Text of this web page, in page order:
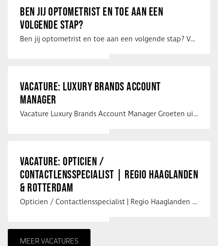
BEN JIJ OPTOMETRIST EN TOE AAN EEN
VOLGENDE STAP?
Ben jij optometrist en toe aan een volgende stap? Voor een optiekketen is Eye …
VACATURE: LUXURY BRANDS ACCOUNT
MANAGER
Vacature Luxury Brands Account Manager Groeten uit Spanje! Vanaf mijn …
VACATURE: OPTICIEN /
CONTACTLENSSPECIALIST | REGIO HAAGLANDEN
& ROTTERDAM
Opticien / Contactlensspecialist | Regio Haaglanden & Rotterdam Saludos uit …
MEER VACATURES